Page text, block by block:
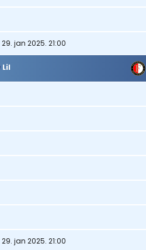
29. jan 2025. 21:00
Lil
29. jan 2025. 21:00